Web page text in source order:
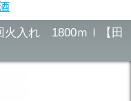
入れ 1800ｍｌ【田